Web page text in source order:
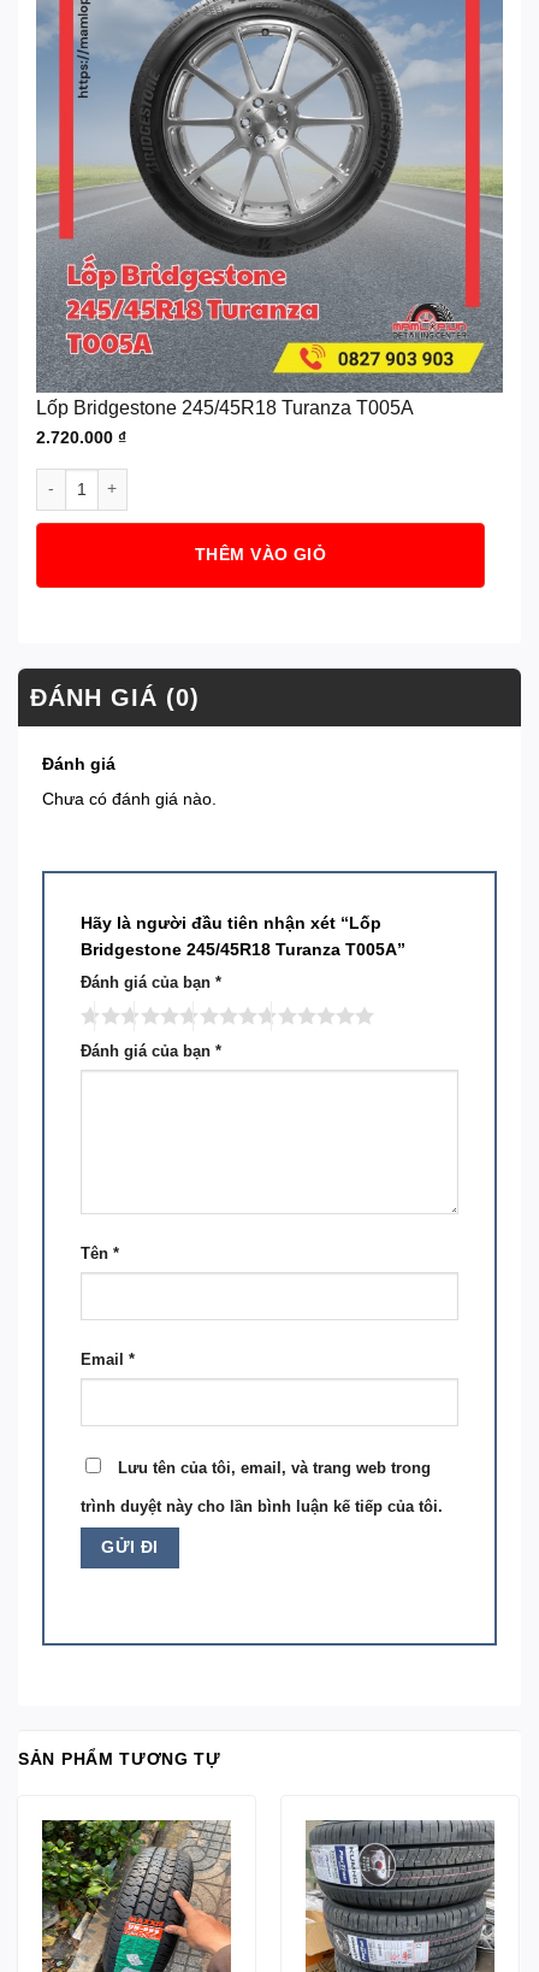
Lốp Bridgestone 245/45R18 Turanza T005A
2.720.000 ₫
THÊM VÀO GIỎ
ĐÁNH GIÁ (0)
Đánh giá
Chưa có đánh giá nào.
Hãy là người đầu tiên nhận xét “Lốp
Bridgestone 245/45R18 Turanza T005A”
Đánh giá của bạn *
Đánh giá của bạn *
Tên *
Email *
Lưu tên của tôi, email, và trang web trong
trình duyệt này cho lần bình luận kế tiếp của tôi.
SẢN PHẨM TƯƠNG TỰ